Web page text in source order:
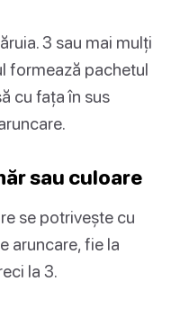
3 sau mai mulți
formează pachetul
cu fața în sus
sau culoare
se potrivește cu
aruncare, fie la
la 3.